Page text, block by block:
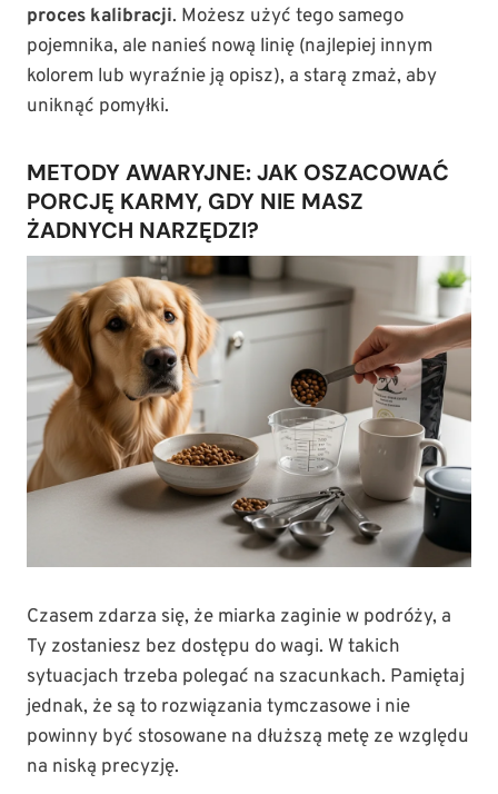
proces kalibracji. Możesz użyć tego samego
pojemnika, ale nanieś nową linię (najlepiej innym
kolorem lub wyraźnie ją opisz), a starą zmaż, aby
uniknąć pomyłki.
METODY AWARYJNE: JAK OSZACOWAĆ
PORCJĘ KARMY, GDY NIE MASZ
ŻADNYCH NARZĘDZI?
Czasem zdarza się, że miarka zaginie w podróży, a
Ty zostaniesz bez dostępu do wagi. W takich
sytuacjach trzeba polegać na szacunkach. Pamiętaj
jednak, że są to rozwiązania tymczasowe i nie
powinny być stosowane na dłuższą metę ze względu
na niską precyzję.